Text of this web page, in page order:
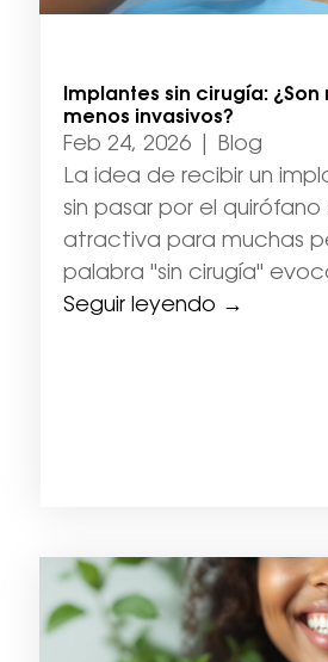
Implantes sin cirugía:
menos invasivos?
Feb 24, 2026| Blog
La idea de recibir un
sin pasar por el quirófano
atractiva para muchas
palabra "sin cirugía"
Seguir leyendo →